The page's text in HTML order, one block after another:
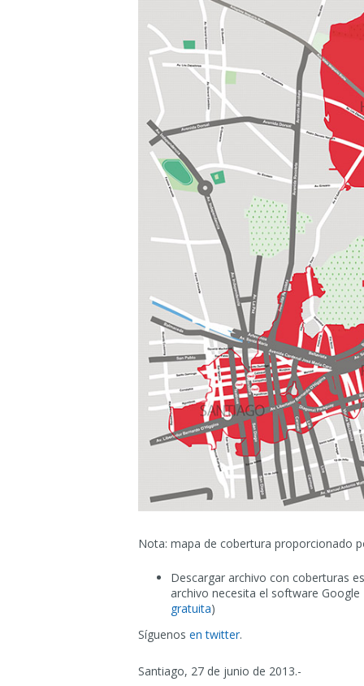
Nota: mapa de cobertura proporcionado
Descargar archivo con coberturas
archivo necesita el software Google
gratuita)
Síguenos en twitter.
Santiago, 27 de junio de 2013.-